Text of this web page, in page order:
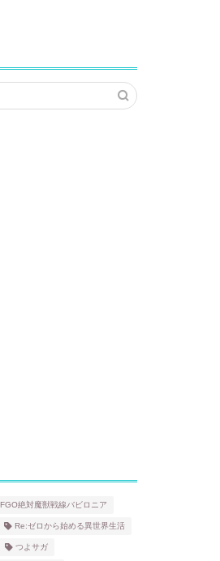
FGO絶対魔獣戦線バビロニア
Re:ゼロから始める異世界生活
つよサガ